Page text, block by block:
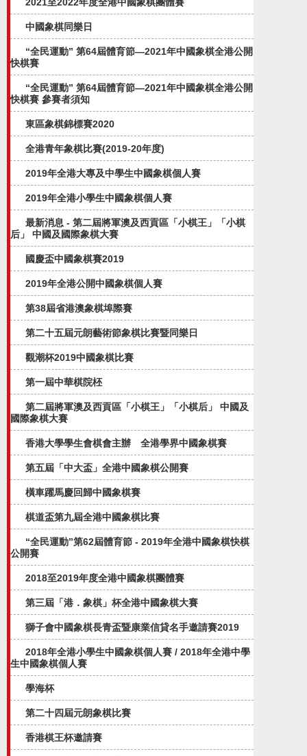
中國象棋同樂日
“全民運動” 第64屆體育節—2021年中國象棋全港公開
快棋賽
“全民運動” 第64屆體育節—2021年中國象棋全港公開
快棋賽 參賽者須知
東區象棋錦標賽2020
全港青年象棋比賽(2019-20年度)
2019年全港大專及中學生中國象棋個人賽
2019年全港小學生中國象棋個人賽
最新消息 - 第二屆將軍澳及西貢區「小棋王」「小棋
后」 中國及國際象棋大賽
國慶盃中國象棋賽2019
2019年全港公開中國象棋個人賽
第38屆省港澳象棋埠際賽
第二十五屆元朗藝術節象棋比賽暨同樂日
觀潮杯2019中國象棋比賽
第一屆中華棋院柸
第二屆將軍澳及西貢區「小棋王」「小棋后」 中國及
國際象棋大賽
香港大學學生會棋會主辦 全港學界中國象棋賽
第五屆「中大盃」全港中國象棋公開賽​
橫車躍馬慶回歸中國象棋賽
棋道盃第九屆全港中國象棋比賽
“全民運動”第62屆體育節 - 2019年全港中國象棋快棋
公開賽
2018至2019年度全港中國象棋團體賽
第三屆「港．象棋」杯全港中國象棋大賽
獅子會中國象棋長青盃暨康業信貸名手邀請賽2019
2018年全港小學生中國象棋個人賽 / 2018年全港中學
生中國象棋個人賽
學海杯
第二十四屆元朗象棋比賽
香港棋王杯邀請賽